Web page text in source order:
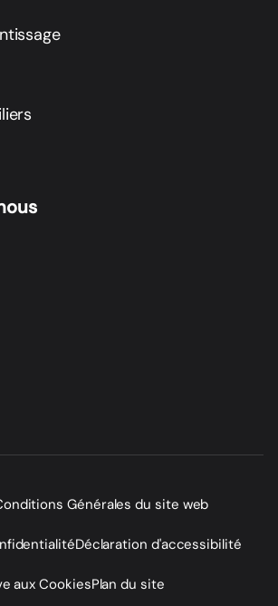
Générales du site web
Déclaration d'accessibilité
aux CookiesPlan du site